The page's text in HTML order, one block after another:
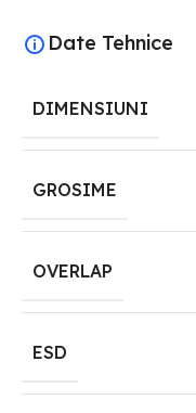
Date Tehnice
DIMENSIUNI
GROSIME
OVERLAP
ESD